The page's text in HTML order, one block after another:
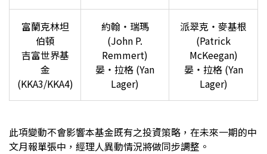
富蘭克林坦
伯頓
吉富世界基
金
(KKA3/KKA4)
約翰‧瑞瑪
(John P.
Remmert)
晏‧拉格 (Yan
Lager)
派翠克‧麥基根
(Patrick
McKeegan)
晏‧拉格 (Yan
Lager)
此項變動不會影響本基金既有之投資策略，在未來一期的中
文月報單張中，經理人異動情況將做同步調整。